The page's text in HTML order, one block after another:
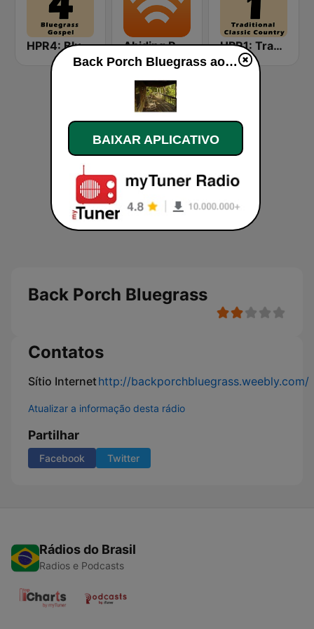
HPR4: Bluegrass Gospel Abiding Radio - Bluegrass Hymns HPR1: Traditional Classic Country
Back Porch Bluegrass
Contatos
Sítio Internethttp://backporchbluegrass.weebly.com/
Atualizar a informação desta rádio
Partilhar
Facebook Twitter
Rádios do Brasil
Radios e Podcasts
Back Porch Bluegrass ao vivo
BAIXAR APLICATIVO